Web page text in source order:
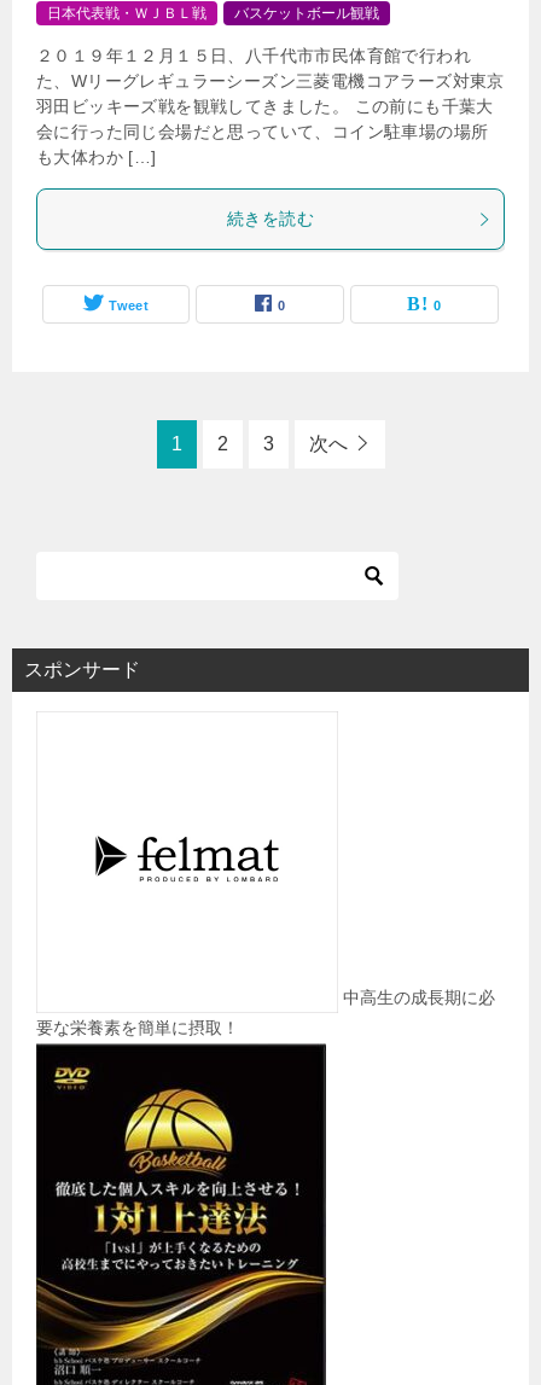
日本代表戦・ＷＪＢＬ戦 バスケットボール観戦
２０１９年１２月１５日、八千代市市民体育館で行われ
た、Wリーグレギュラーシーズン三菱電機コアラーズ対東京
羽田ビッキーズ戦を観戦してきました。 この前にも千葉大
会に行った同じ会場だと思っていて、コイン駐車場の場所
も大体わか […]
続きを読む
Tweet 0 0
1 2 3 次へ
スポンサード
中高生の成長期に必
要な栄養素を簡単に摂取！